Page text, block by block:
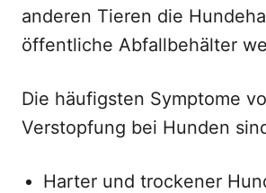
anderen Tieren die
öffentliche Abfallbehälter
Die häufigsten Symptome
Verstopfung bei Hunden
Harter und trockener